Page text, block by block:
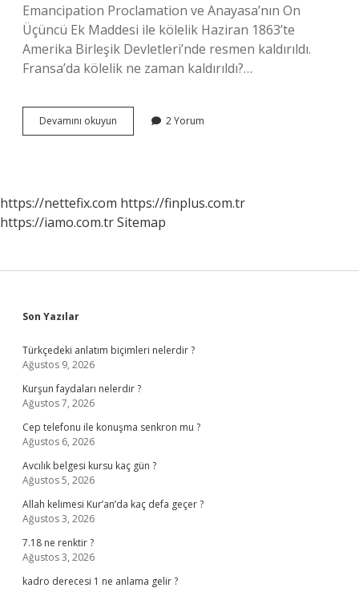
Emancipation Proclamation ve Anayasa’nın On
Üçüncü Ek Maddesi ile kölelik Haziran 1863’te
Amerika Birleşik Devletleri’nde resmen kaldırıldı.
Fransa’da kölelik ne zaman kaldırıldı?…
Devamını okuyun Avrupada
Köleliği
2 Yorum
https://nettefix.com https://finplus.com.tr
https://iamo.com.trSitemap
Sidebar
Son Yazılar
Türkçedeki anlatım biçimleri nelerdir ?
Ağustos 9, 2026
Kurşun faydaları nelerdir ?
Ağustos 7, 2026
Cep telefonu ile konuşma senkron mu ?
Ağustos 6, 2026
Avcılık belgesi kursu kaç gün ?
Ağustos 5, 2026
Allah kelimesi Kur’an’da kaç defa geçer ?
Ağustos 3, 2026
7.18 ne renktir ?
Ağustos 3, 2026
kadro derecesi 1 ne anlama gelir ?